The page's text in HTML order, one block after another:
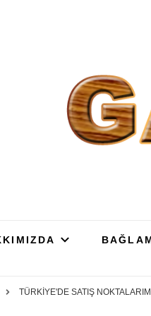
TÜRKİYE'DE SATIŞ